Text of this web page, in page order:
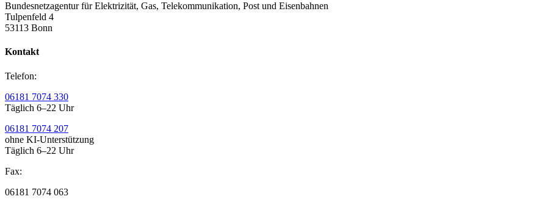
Bundesnetzagentur für Elektrizität, Gas, Telekommunikation, Post und Eisenbahnen
Tulpenfeld 4
53113 Bonn
Kontakt
Telefon:
06181 7074 330
Täglich 6–22 Uhr
06181 7074 207
ohne KI-Unterstützung
Täglich 6–22 Uhr
Fax:
06181 7074 063